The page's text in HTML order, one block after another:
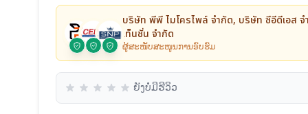
บริษัท พีพี ไมโครไพล์ จำกัด, บริษัท ซีอีดีเอส
เท็นชั่น จำกัด
ຜູ້ສະໜັບສະໜູນການອົບຮົມ
ຍັງບໍ່ມີຮີວິວ